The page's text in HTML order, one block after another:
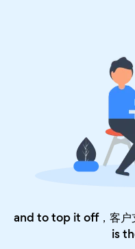
and to top it off，客户
is